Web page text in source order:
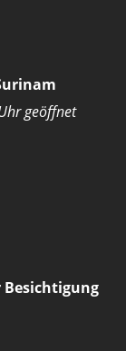
geöffnet